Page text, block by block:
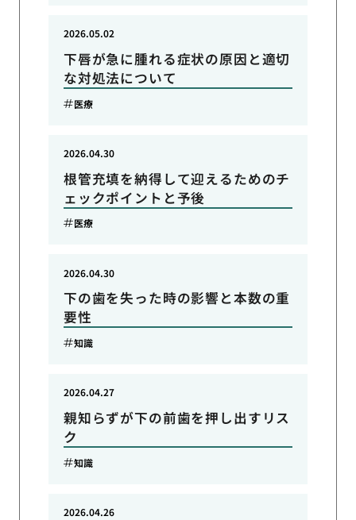
下唇が急に腫れる症状の原因と適切
な対処法について
2026.05.02
医療
根管充填を納得して迎えるためのチ
ェックポイントと予後
2026.04.30
医療
下の歯を失った時の影響と本数の重
要性
2026.04.30
知識
親知らずが下の前歯を押し出すリス
ク
2026.04.27
知識
2026.04.26